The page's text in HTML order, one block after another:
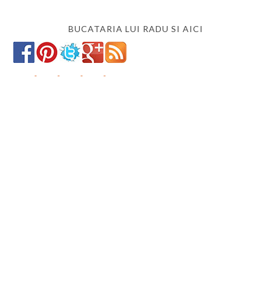
BUCATARIA LUI RADU SI AICI